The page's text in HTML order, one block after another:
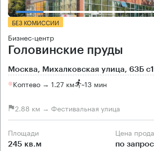
БЕЗ КОМИССИИ
Бизнес-центр
Головинские пруды
Москва, Михалковская улица, 63Б с1
Коптево → 1.27 км ~13 мин
2.88 км → Фестивальная улица
Площади
245 кв.м
Цена
по